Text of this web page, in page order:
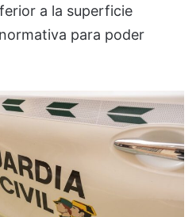
a la superficie
para poder